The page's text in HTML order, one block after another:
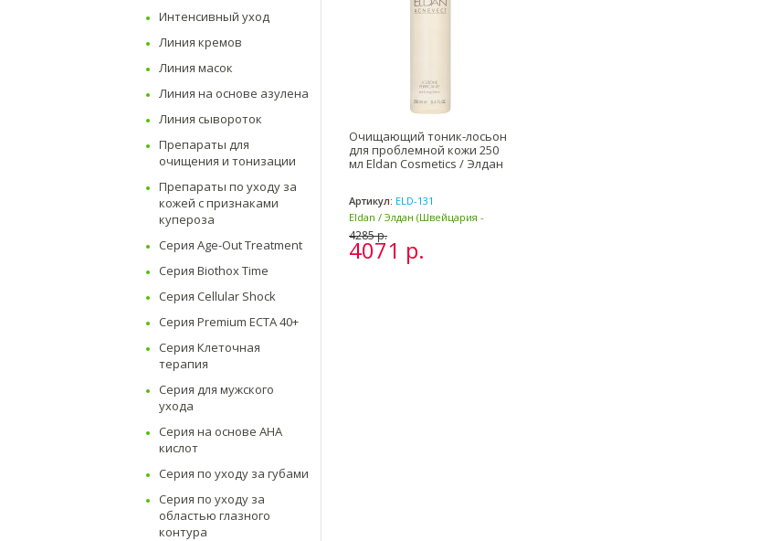
Интенсивный уход
Линия кремов
Линия масок
Линия на основе азулена
Линия сывороток
Препараты для
очищения и тонизации
Препараты по уходу за
кожей с признаками
купероза
Серия Age-Out Treatment
Серия Biothox Time
Серия Cellular Shock
Серия Premium ECTA 40+
Серия Клеточная
терапия
Серия для мужского
ухода
Серия на основе AHA
кислот
Серия по уходу за губами
Серия по уходу за
областью глазного
контура
Очищающий тоник-лосьон
для проблемной кожи 250
мл Eldan Cosmetics / Элдан
Артикул: ELD-131
Eldan / Элдан (Швейцария -
Италия)
4285 р.
4071 р.